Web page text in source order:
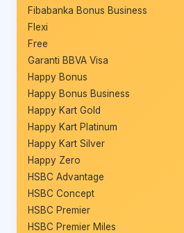
Fibabanka Bonus Business
Flexi
Free
Garanti BBVA Visa
Happy Bonus
Happy Bonus Business
Happy Kart Gold
Happy Kart Platinum
Happy Kart Silver
Happy Zero
HSBC Advantage
HSBC Concept
HSBC Premier
HSBC Premier Miles